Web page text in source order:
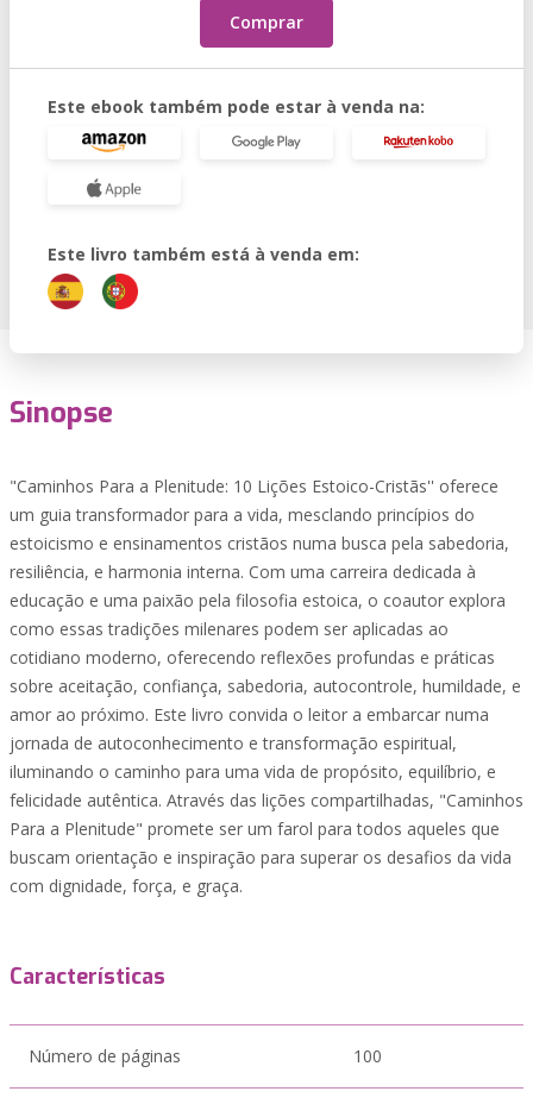
Comprar
Este ebook também pode estar à venda na:
Este livro também está à venda em:
Sinopse
"Caminhos Para a Plenitude: 10 Lições Estoico-Cristãs'' oferece
um guia transformador para a vida, mesclando princípios do
estoicismo e ensinamentos cristãos numa busca pela sabedoria,
resiliência, e harmonia interna. Com uma carreira dedicada à
educação e uma paixão pela filosofia estoica, o coautor explora
como essas tradições milenares podem ser aplicadas ao
cotidiano moderno, oferecendo reflexões profundas e práticas
sobre aceitação, confiança, sabedoria, autocontrole, humildade, e
amor ao próximo. Este livro convida o leitor a embarcar numa
jornada de autoconhecimento e transformação espiritual,
iluminando o caminho para uma vida de propósito, equilíbrio, e
felicidade autêntica. Através das lições compartilhadas, "Caminhos
Para a Plenitude" promete ser um farol para todos aqueles que
buscam orientação e inspiração para superar os desafios da vida
com dignidade, força, e graça.
Características
Número de páginas 100